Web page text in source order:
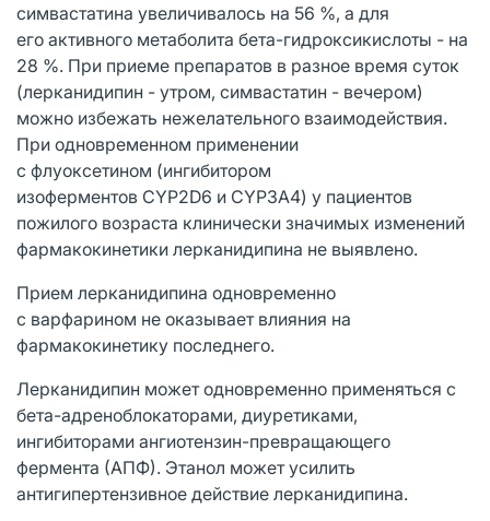
симвастатина увеличивалось на 56 %, а для
его активного метаболита бета-гидроксикислоты - на
28 %. При приеме препаратов в разное время суток
(лерканидипин - утром, симвастатин - вечером)
можно избежать нежелательного взаимодействия.
При одновременном применении
с флуоксетином (ингибитором
изоферментов CYP2D6 и CYP3A4) у пациентов
пожилого возраста клинически значимых изменений
фармакокинетики лерканидипина не выявлено.
Прием лерканидипина одновременно
с варфарином не оказывает влияния на
фармакокинетику последнего.
Лерканидипин может одновременно применяться с
бета-адреноблокаторами, диуретиками,
ингибиторами ангиотензин-превращающего
фермента (АПФ). Этанол может усилить
антигипертензивное действие лерканидипина.